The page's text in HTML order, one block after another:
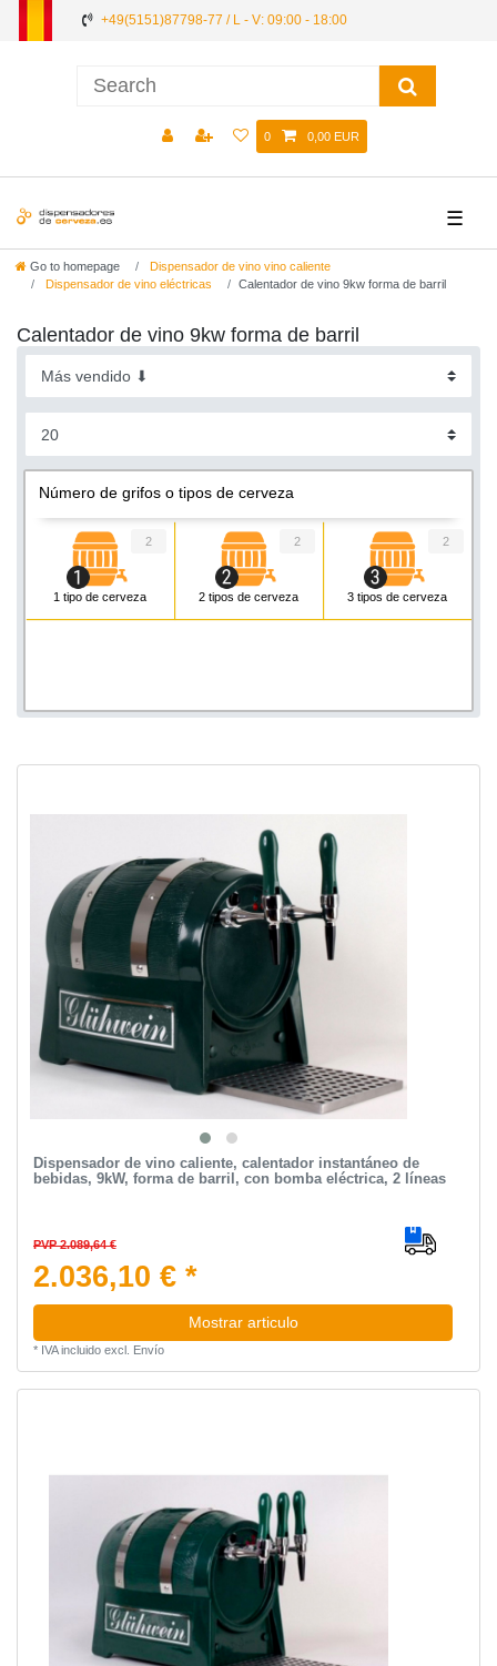
+49(5151)87798-77 / L - V: 09:00 - 18:00
0 0,00 EUR
☰
Go to homepage
Dispensador de vino vino caliente
Dispensador de vino eléctricas
Calentador de vino 9kw forma de barril
Calentador de vino 9kw forma de barril
Número de grifos o tipos de cerveza
1 tipo de cerveza
2
2 tipos de cerveza
2
3 tipos de cerveza
2
Dispensador de vino caliente, calentador instantáneo de
bebidas, 9kW, forma de barril, con bomba eléctrica, 2 líneas
PVP 2.089,64 €
2.036,10 € *
Mostrar articulo
* IVA incluidoexcl. Envío